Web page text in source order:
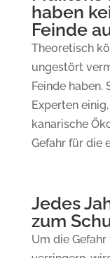
haben
Feinde
Theoretisch
ungestört
Feinde haben.
Experten
kanarische
Gefahr für die
Jedes
zum
Um die